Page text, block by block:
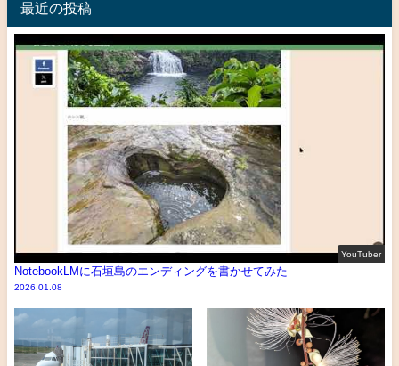
最近の投稿
YouTuber
NotebookLMに石垣島のエンディングを書かせてみた
2026.01.08